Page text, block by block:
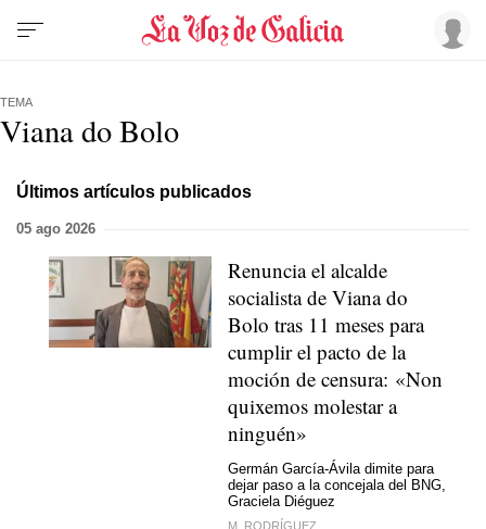
TEMA
Viana do Bolo
Últimos artículos publicados
05 ago 2026
Renuncia el alcalde
socialista de Viana do
Bolo tras 11 meses para
cumplir el pacto de la
moción de censura: «Non
quixemos molestar a
ninguén»
Germán García-Ávila dimite para
dejar paso a la concejala del BNG,
Graciela Diéguez
M. RODRÍGUEZ